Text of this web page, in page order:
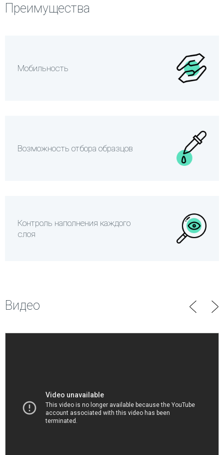
упаковок, сложенных в короба
Преимущества
Мобильность
Возможность отбора образцов
Контроль наполнения каждого
слоя
Видео